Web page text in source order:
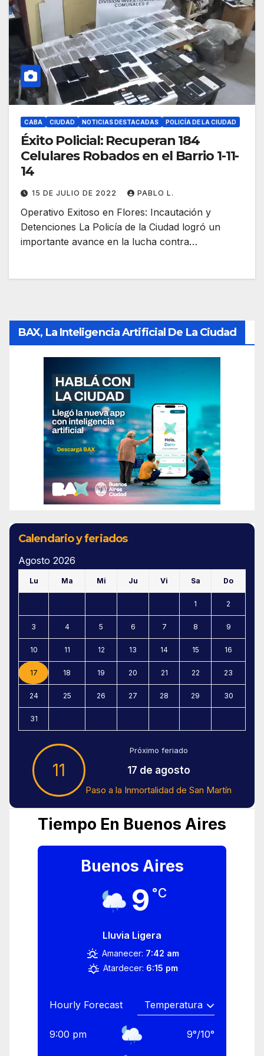
CABA CIUDAD NOTICIAS DESTACADAS POLICÍA DE LA CIUDAD
Éxito Policial: Recuperan 184
Celulares Robados en el Barrio 1-11-
14
15 DE JULIO DE 2022 PABLO L.
Operativo Exitoso en Flores: Incautación y
Detenciones La Policía de la Ciudad logró un
importante avance en la lucha contra…
BAX, La Inteligencia Artificial De La Ciudad
Calendario y feriados
Agosto 2026
Lu Ma Mi Ju Vi Sa Do
1 2
3 4 5 6 7 8 9
10 11 12 13 14 15 16
17 18 19 20 21 22 23
24 25 26 27 28 29 30
31
11
Próximo feriado
17 de agosto
Paso a la Inmortalidad de San Martín
Tiempo En Buenos Aires
Buenos Aires
9 °C
Lluvia Ligera
Amanecer: 7:42 am
Atardecer: 6:15 pm
Hourly Forecast
9:00 pm 9°/10°